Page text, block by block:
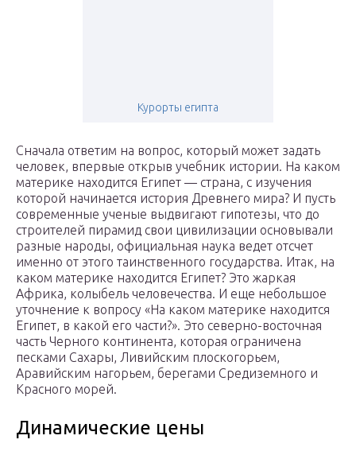
Курорты египта
Сначала ответим на вопрос, который может задать
человек, впервые открыв учебник истории. На каком
материке находится Египет — страна, с изучения
которой начинается история Древнего мира? И пусть
современные ученые выдвигают гипотезы, что до
строителей пирамид свои цивилизации основывали
разные народы, официальная наука ведет отсчет
именно от этого таинственного государства. Итак, на
каком материке находится Египет? Это жаркая
Африка, колыбель человечества. И еще небольшое
уточнение к вопросу «На каком материке находится
Египет, в какой его части?». Это северно-восточная
часть Черного континента, которая ограничена
песками Сахары, Ливийским плоскогорьем,
Аравийским нагорьем, берегами Средиземного и
Красного морей.
Динамические цены